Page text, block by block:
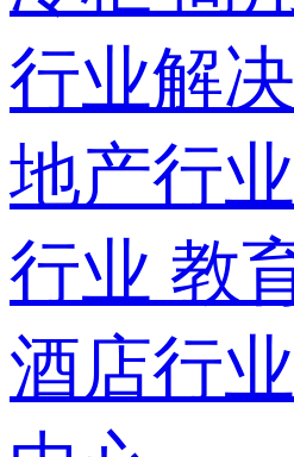
行业解
地产行业
行业 教
酒店行业